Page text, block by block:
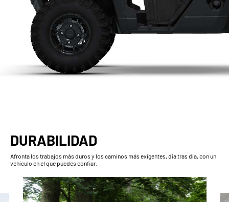
DURABILIDAD
Afronta los trabajos más duros y los caminos más exigentes, día tras día, con un
vehículo en el que puedes confiar.